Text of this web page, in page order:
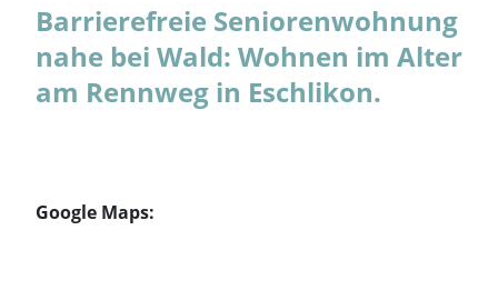
Barrierefreie Seniorenwohnung
nahe bei Wald: Wohnen im Alter
am Rennweg in Eschlikon.
Google Maps: